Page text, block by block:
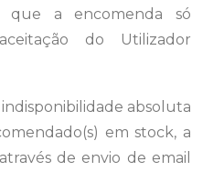
que a encomenda só
do Utilizador
indisponibilidade absoluta
em stock, a
de envio de email